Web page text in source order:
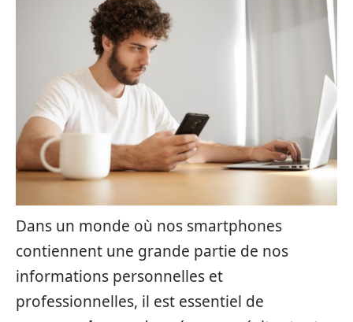
Dans un monde où nos smartphones
contiennent une grande partie de nos
informations personnelles et
professionnelles, il est essentiel de